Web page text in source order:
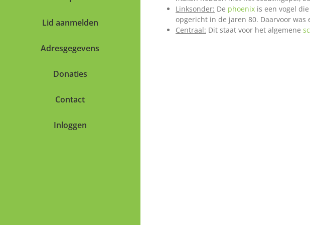
Lid aanmelden
Adresgegevens
Donaties
Contact
Inloggen
Linksonder: De phoenix is een vogel
opgericht in de jaren 80. Daarvoor was
Centraal: Dit staat voor het algemene